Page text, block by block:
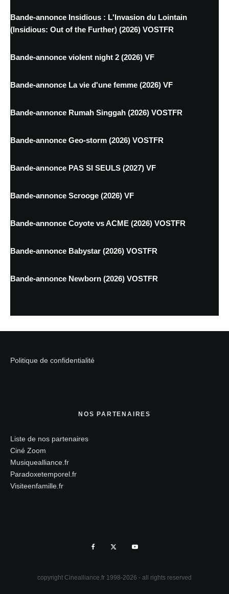
Bande-annonce Insidious : L'Invasion du Lointain
(Insidious: Out of the Further) (2026) VOSTFR
Bande-annonce violent night 2 (2026) VF
Bande-annonce La vie d'une femme (2026) VF
Bande-annonce Rumah Singgah (2026) VOSTFR
Bande-annonce Geo-storm (2026) VOSTFR
Bande-annonce PAS SI SEULS (2027) VF
Bande-annonce Scrooge (2026) VF
Bande-annonce Coyote vs ACME (2026) VOSTFR
Bande-annonce Babystar (2026) VOSTFR
Bande-annonce Newborn (2026) VOSTFR
Politique de confidentialité
NOS PARTENAIRES
Liste de nos partenaires
Ciné Zoom
Musiquealliance.fr
Paradoxetemporel.fr
Visiteenfamille.fr
copyright Cinealliance.fr 1998-2026 - all rights reserved